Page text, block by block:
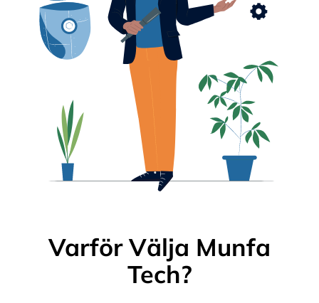
Varför Välja Munfa
Tech?